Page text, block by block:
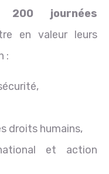
200 journées
en valeur leurs
:
droits humains,
et action